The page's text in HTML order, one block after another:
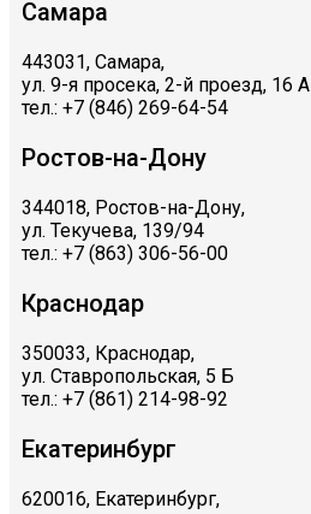
Самара
443031, Самара,
ул. 9-я просека, 2-й проезд, 16 А
тел.: +7 (846) 269-64-54
Ростов-на-Дону
344018, Ростов-на-Дону,
ул. Текучева, 139/94
тел.: +7 (863) 306-56-00
Краснодар
350033, Краснодар,
ул. Ставропольская, 5 Б
тел.: +7 (861) 214-98-92
Екатеринбург
620016, Екатеринбург,